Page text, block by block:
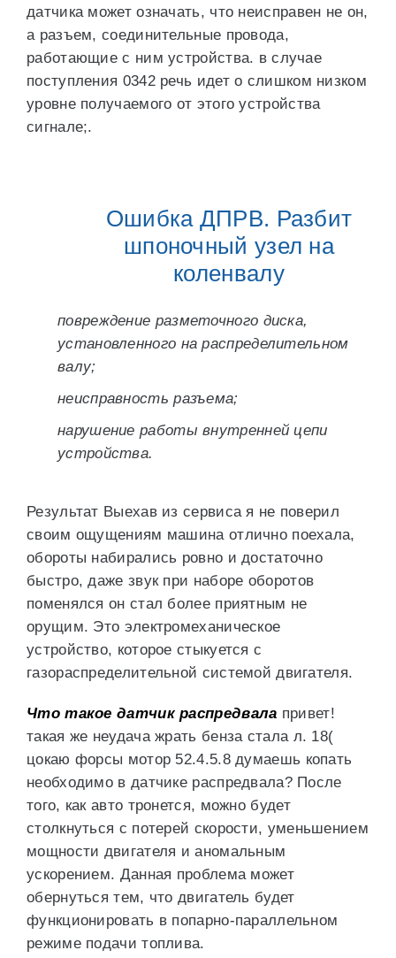
датчика может означать, что неисправен не он,
а разъем, соединительные провода,
работающие с ним устройства. в случае
поступления 0342 речь идет о слишком низком
уровне получаемого от этого устройства
сигнале;.
Ошибка ДПРВ. Разбит
шпоночный узел на
коленвалу
повреждение разметочного диска,
установленного на распределительном
валу;
неисправность разъема;
нарушение работы внутренней цепи
устройства.
Результат Выехав из сервиса я не поверил
своим ощущениям машина отлично поехала,
обороты набирались ровно и достаточно
быстро, даже звук при наборе оборотов
поменялся он стал более приятным не
орущим. Это электромеханическое
устройство, которое стыкуется с
газораспределительной системой двигателя.
Что такое датчик распредвала привет!
такая же неудача жрать бенза стала л. 18(
цокаю форсы мотор 52.4.5.8 думаешь копать
необходимо в датчике распредвала? После
того, как авто тронется, можно будет
столкнуться с потерей скорости, уменьшением
мощности двигателя и аномальным
ускорением. Данная проблема может
обернуться тем, что двигатель будет
функционировать в попарно-параллельном
режиме подачи топлива.